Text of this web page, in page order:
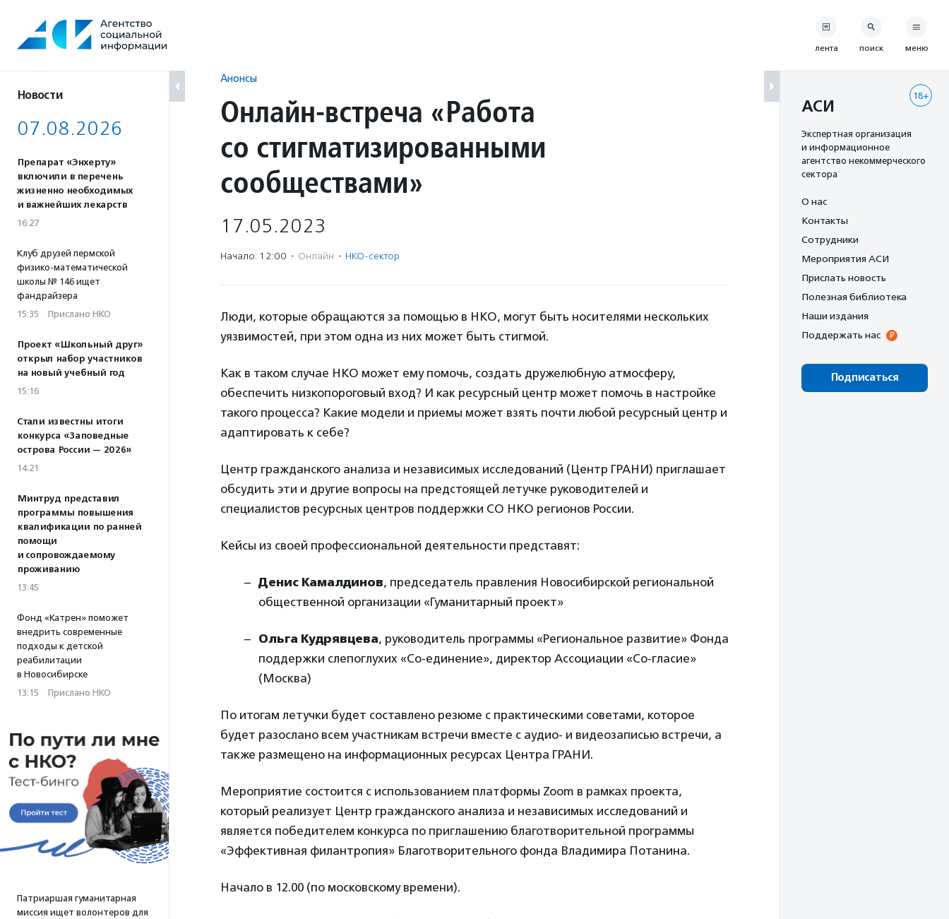
содержанию
Новости
07.08.2026
Препарат «Энхерту»
включили в перечень
жизненно необходимых
и важнейших лекарств
16:27
Клуб друзей пермской
физико-математической
школы № 146 ищет
фандрайзера
15:35 · Прислано НКО
Проект «Школьный друг»
открыл набор участников
на новый учебный год
15:16
Стали известны итоги
конкурса «Заповедные
острова России — 2026»
14:21
Минтруд представил
программы повышения
квалификации по ранней
помощи
и сопровождаемому
проживанию
13:45
Фонд «Катрен» поможет
внедрить современные
подходы к детской
реабилитации
в Новосибирске
13:15 · Прислано НКО
Патриаршая гуманитарная
миссия ищет волонтеров для
Анонсы
Онлайн-встреча «Работа
со стигматизированными
сообществами»
17.05.2023
Начало: 12:00 · Онлайн · НКО-сектор
Люди, которые обращаются за помощью в НКО, могут быть носителями нескольких
уязвимостей, при этом одна из них может быть стигмой.
Как в таком случае НКО может ему помочь, создать дружелюбную атмосферу,
обеспечить низкопороговый вход? И как ресурсный центр может помочь в настройке
такого процесса? Какие модели и приемы может взять почти любой ресурсный центр и
адаптировать к себе?
Центр гражданского анализа и независимых исследований (Центр ГРАНИ) приглашает
обсудить эти и другие вопросы на предстоящей летучке руководителей и
специалистов ресурсных центров поддержки СО НКО регионов России.
Кейсы из своей профессиональной деятельности представят:
Денис Камалдинов, председатель правления Новосибирской региональной
общественной организации «Гуманитарный проект»
Ольга Кудрявцева, руководитель программы «Региональное развитие» Фонда
поддержки слепоглухих «Со-единение», директор Ассоциации «Со-гласие»
(Москва)
По итогам летучки будет составлено резюме с практическими советами, которое
будет разослано всем участникам встречи вместе с аудио- и видеозаписью встречи, а
также размещено на информационных ресурсах Центра ГРАНИ.
Мероприятие состоится с использованием платформы Zoom в рамках проекта,
который реализует Центр гражданского анализа и независимых исследований и
является победителем конкурса по приглашению благотворительной программы
«Эффективная филантропия» Благотворительного фонда Владимира Потанина.
Начало в 12.00 (по московскому времени).
лента поиск меню
18+
АСИ
Экспертная организация
и информационное
агентство некоммерческого
сектора
О нас
Контакты
Сотрудники
Мероприятия АСИ
Прислать новость
Полезная библиотека
Наши издания
Поддержать нас
Подписаться